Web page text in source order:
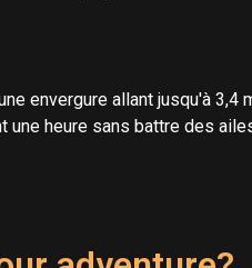
envergure allant jusqu'à
une heure sans battre des